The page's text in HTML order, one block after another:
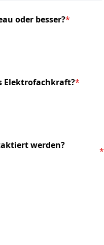
oder besser?*
Elektrofachkraft?*
werden?
*